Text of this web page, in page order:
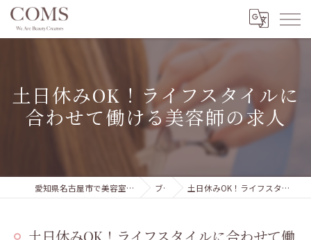
土日休みOK！ライフスタイルに
合わせて働ける美容師の求人
愛知県名古屋市で美容室の求人ならCOMSグループ 本部 ブログ 土日休みOK！ライフスタイルに合わせて働ける美容師の求人
土日休みOK！ライフスタイルに合わせて働